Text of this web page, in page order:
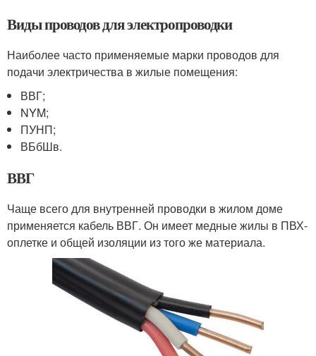
Виды проводов для электропроводки
Наиболее часто применяемые марки проводов для
подачи электричества в жилые помещения:
ВВГ;
NYM;
ПУНП;
ВБбШв.
ВВГ
Чаще всего для внутренней проводки в жилом доме
применяется кабель ВВГ. Он имеет медные жилы в ПВХ-
оплетке и общей изоляции из того же материала.